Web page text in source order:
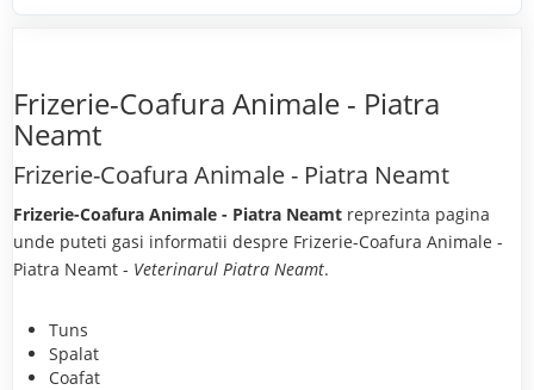
Frizerie-Coafura Animale - Piatra
Neamt
Frizerie-Coafura Animale - Piatra Neamt
Frizerie-Coafura Animale - Piatra Neamt reprezinta pagina
unde puteti gasi informatii despre Frizerie-Coafura Animale -
Piatra Neamt - Veterinarul Piatra Neamt.
Tuns
Spalat
Coafat